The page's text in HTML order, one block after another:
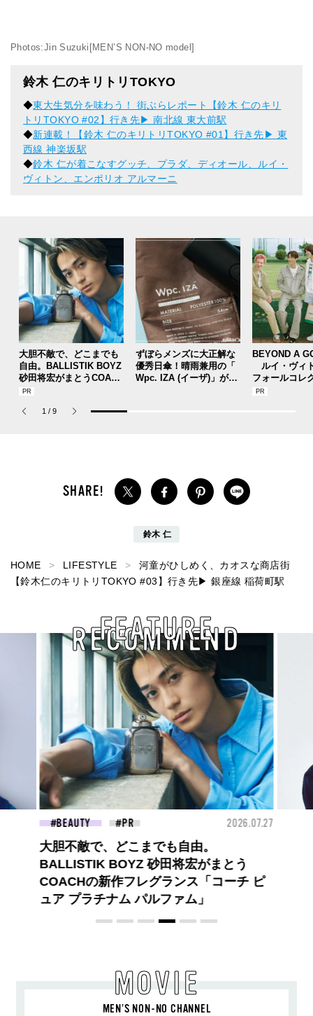
Photos:Jin Suzuki[MEN’S NON-NO model]
鈴木 仁のキリトリTOKYO
◆東大生気分を味わう！ 街ぶらレポート【鈴木 仁のキリ
トリTOKYO #02】行き先▶︎ 南北線 東大前駅
◆新連載！【鈴木 仁のキリトリTOKYO #01】行き先▶︎ 東
西線 神楽坂駅
◆鈴木 仁が着こなすグッチ、プラダ、ディオール、ルイ・
ヴィトン、エンポリオ アルマーニ
大胆不敵で、どこまでも
自由。BALLISTIK BOYZ
砂田将宏がまとうCOACH
の新作フレグランス「コ
パルファム」
ずぼらメンズに大正解な
優秀日傘！晴雨兼用の「
Wpc. IZA (イーザ)」があ
BEYOND A
ルイ・ヴィ
フォールコレ
描くプレッピ
1 / 9
鈴木 仁
HOME LIFESTYLE
河童がひしめく、カオスな商店街
【鈴木仁のキリトリTOKYO #03】行き先▶︎ 銀座線 稲荷町駅
RECOMMEND
FEATURE
FASHION 2026.07.09
【PRADA × NI-KI(ENHYPEN)】時をかけ
る、ニューモード
MOVIE
MEN’S NON-NO CHANNEL